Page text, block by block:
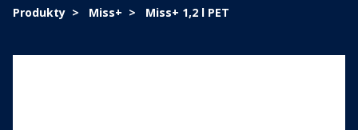
Produkty Miss+ Miss+ 1,2 l PET